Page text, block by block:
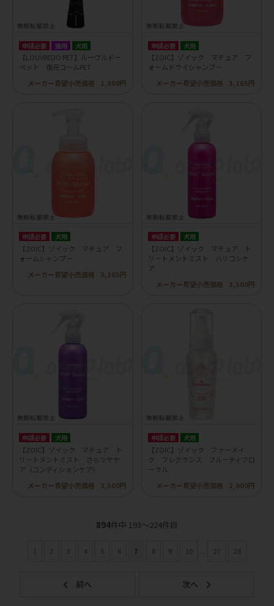
申請必要 猫用 犬用
【LOUVREDO PET】ルーヴルドー
ペット 復元コームPET
メーカー希望小売価格
1,800円
申請必要 犬用
【ZOIC】ゾイック マチュア フ
ォームドライシャンプー
メーカー希望小売価格
3,165円
申請必要 犬用
【ZOIC】ゾイック マチュア フ
ォームシャンプー
メーカー希望小売価格
3,165円
申請必要 犬用
【ZOIC】ゾイック マチュア ト
リートメントミスト ハリコシケ
ア
メーカー希望小売価格
3,500円
申請必要 犬用
【ZOIC】ゾイック マチュア ト
リートメントミスト さらツヤケ
ア（コンディションケア）
メーカー希望小売価格
3,500円
申請必要 犬用
【ZOIC】ゾイック ファーメイ
ク フレグランス フルーティフロ
ーラル
メーカー希望小売価格
2,900円
894件中 193〜224件目
1 2 3 4 5 6 7 8 9 10 27 28